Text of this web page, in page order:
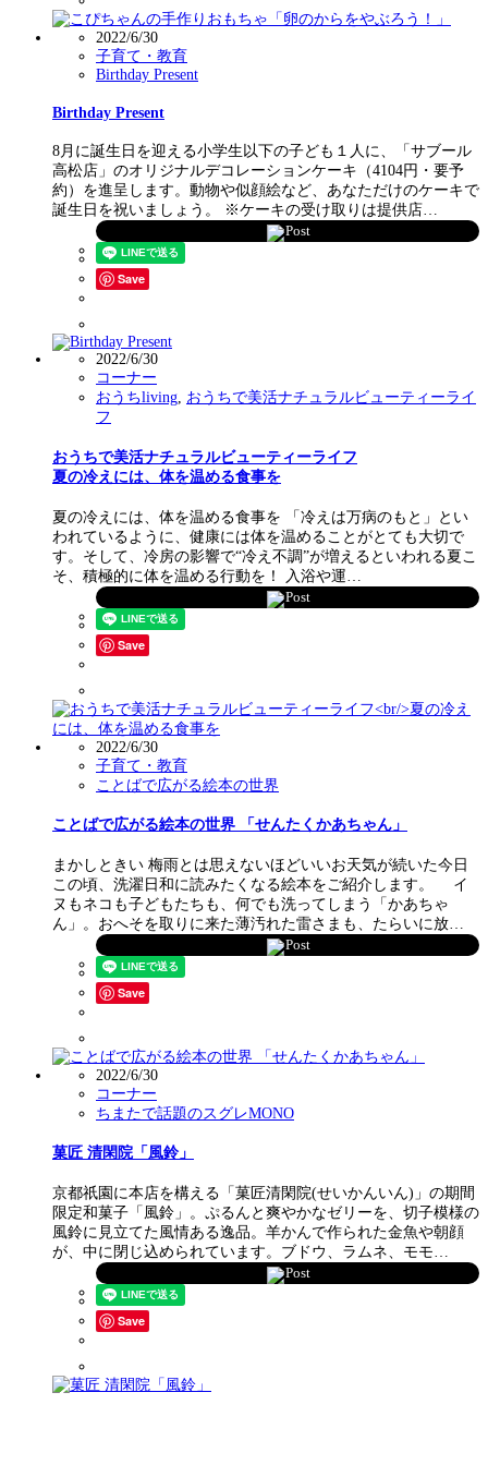
2022/6/30
子育て・教育
Birthday Present
Birthday Present
8月に誕生日を迎える小学生以下の子ども１人に、「サブール
高松店」のオリジナルデコレーションケーキ（4104円・要予
約）を進呈します。動物や似顔絵など、あなただけのケーキで
誕生日を祝いましょう。 ※ケーキの受け取りは提供店…
Post
Save
2022/6/30
コーナー
おうちliving, おうちで美活ナチュラルビューティーライ
フ
おうちで美活ナチュラルビューティーライフ
夏の冷えには、体を温める食事を
夏の冷えには、体を温める食事を 「冷えは万病のもと」とい
われているように、健康には体を温めることがとても大切で
す。そして、冷房の影響で“冷え不調”が増えるといわれる夏こ
そ、積極的に体を温める行動を！ 入浴や運…
Post
Save
2022/6/30
子育て・教育
ことばで広がる絵本の世界
ことばで広がる絵本の世界 「せんたくかあちゃん」
まかしときい 梅雨とは思えないほどいいお天気が続いた今日
この頃、洗濯日和に読みたくなる絵本をご紹介します。 イ
ヌもネコも子どもたちも、何でも洗ってしまう「かあちゃ
ん」。おへそを取りに来た薄汚れた雷さまも、たらいに放…
Post
Save
2022/6/30
コーナー
ちまたで話題のスグレMONO
菓匠 清閑院「風鈴」
京都祇園に本店を構える「菓匠清閑院(せいかんいん)」の期間
限定和菓子「風鈴」。ぷるんと爽やかなゼリーを、切子模様の
風鈴に見立てた風情ある逸品。羊かんで作られた金魚や朝顔
が、中に閉じ込められています。ブドウ、ラムネ、モモ…
Post
Save